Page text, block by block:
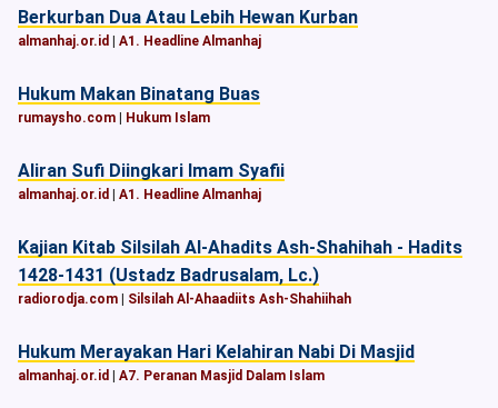
Berkurban Dua Atau Lebih Hewan Kurban
almanhaj.or.id A1. Headline Almanhaj
Hukum Makan Binatang Buas
rumaysho.com Hukum Islam
Aliran Sufi Diingkari Imam Syafii
almanhaj.or.id A1. Headline Almanhaj
Kajian Kitab Silsilah Al-Ahadits Ash-Shahihah - Hadits
1428-1431 (Ustadz Badrusalam, Lc.)
radiorodja.com Silsilah Al-Ahaadiits Ash-Shahiihah
Hukum Merayakan Hari Kelahiran Nabi Di Masjid
almanhaj.or.id A7. Peranan Masjid Dalam Islam